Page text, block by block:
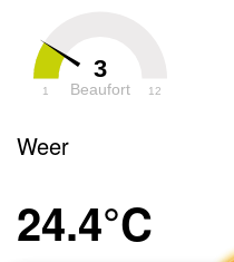
3
Beaufort
1 12
Weer
24.4°C